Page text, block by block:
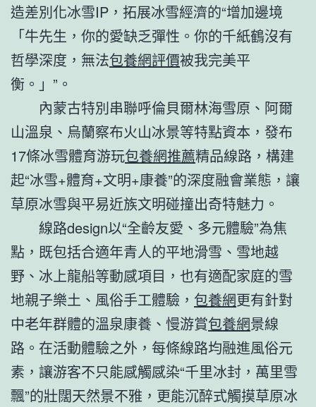
造差別化冰雪IP，拓展冰雪經濟的“增加邊境
「牛先生，你的愛缺乏彈性。你的千紙鶴沒有
哲學深度，無法包養網評價被我完美平
衡。」”。
內蒙古特別串聯呼倫貝爾林海雪原、阿爾
山溫泉、烏蘭察布火山冰景等特點資本，發布
17條冰雪體育游玩包養網推薦精品線路，構建
起“冰雪+體育+文明+康養”的深度融會業態，讓
草原冰雪與平易近族文明碰撞出奇特魅力。
線路design以“全齡友愛、多元體驗”為焦
點，既包括合適年青人的平地滑雪、雪地越
野、冰上龍船等動感項目，也有適配家庭的雪
地親子樂土、風俗手工體驗， 包養網更有針對
中老年群體的溫泉康養、慢游賞包養網景線
路。在活動體驗之外，每條線路均融進風俗元
素，讓游客不只能感觸感染“千里冰封，萬里雪
飄”的壯闊天然景不雅，更能沉醉式觸摸草原冰